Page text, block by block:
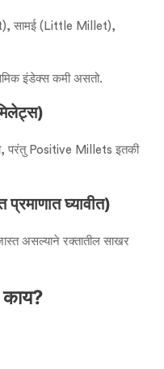
सामई (Little Millet),
इंडेक्स कमी असतो.
परंतु Positive Millets इतकी
घ्यावीत)
असल्याने रक्तातील साखर
काय?